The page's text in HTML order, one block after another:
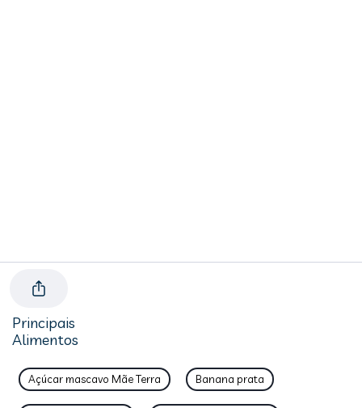
Principais
Alimentos
Açúcar mascavo Mãe Terra Banana prata